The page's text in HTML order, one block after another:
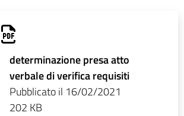
determinazione presa atto
verbale di verifica requisiti
Pubblicato il 16/02/2021
202 KB